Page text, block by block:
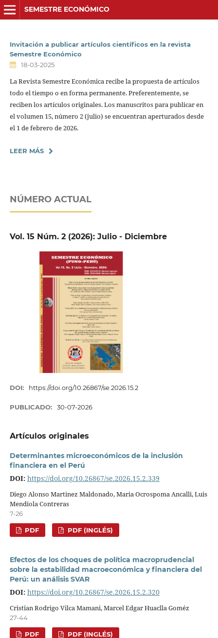
SEMESTRE ECONÓMICO
Invitación a publicar artículos científicos en la revista
Semestre Económico
18-03-2025
La Revista Semestre Económica recibe la propuesta de artículos
todo el tiempo o en forma permanente. Preferentemente, se
reciben los artículos originales. Los manuscritos para publicar en
el volumen 15, número 2 (julio) se encuentran aperturados desde
el 1 de febrero de 2026.
LEER MÁS
NÚMERO ACTUAL
Vol. 15 Núm. 2 (2026): Julio - Diciembre
DOI: https://doi.org/10.26867/se.2026.15.2
PUBLICADO: 30-07-2026
Artículos originales
Determinantes microeconómicos de la inclusión
financiera en el Perú
DOI: https://doi.org/10.26867/se.2026.15.2.339
Diego Alonso Martinez Maldonado, Maria Ocrospoma Ancalli, Luis
Mendiola Contreras
7-26
PDF PDF (INGLÉS)
Efectos de los choques de política macroprudencial
sobre la estabilidad macroeconómica y financiera del
Perú: un análisis SVAR
DOI: https://doi.org/10.26867/se.2026.15.2.320
Cristian Rodrigo Vilca Mamani, Marcel Edgar Huaclla Goméz
27-44
PDF PDF (INGLÉS)